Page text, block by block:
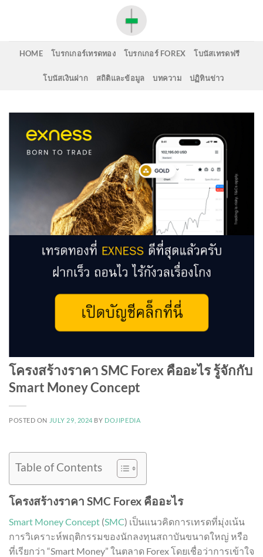
HOME โบรกเกอร์เทรดทอง โบรกเกอร์ FOREX โบนัสเทรดฟรี
โบนัสเงินฝาก สถิติและข้อมูล บทความ ปฏิทินข่าว
โครงสร้างราคา SMC Forex คืออะไร รู้จักกับ
Smart Money Concept
POSTED ON JULY 29, 2024 BY DOJIPEDIA
Table of Contents
โครงสร้างราคา SMC Forex คืออะไร
Smart Money Concept (SMC) เป็นแนวคิดการเทรดที่มุ่งเน้น
การวิเคราะห์พฤติกรรมของนักลงทุนสถาบันขนาดใหญ่ หรือ
ที่เรียกว่า “Smart Money” ในตลาด Forex โดยเชื่อว่าการเข้าใจ